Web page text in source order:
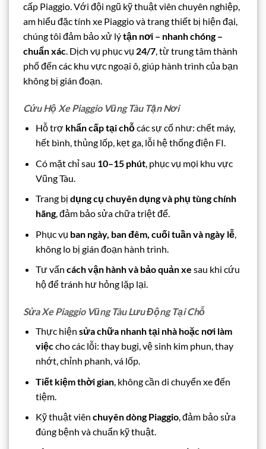
cấp Piaggio. Với đội ngũ kỹ thuật viên chuyên nghiệp,
am hiểu đặc tính xe Piaggio và trang thiết bị hiện đại,
chúng tôi đảm bảo xử lýtận nơi – nhanh chóng –
chuẩn xác. Dịch vụ phục vụ 24/7, từ trung tâm thành
phố đến các khu vực ngoại ô, giúp hành trình của bạn
không bị gián đoạn.
Cứu Hộ Xe Piaggio Vũng Tàu Tận Nơi
Hỗ trợ khẩn cấp tại chỗcác sự cố như: chết máy,
hết bình, thủng lốp, kẹt ga, lỗi hệ thống điện FI.
Có mặt chỉ sau 10–15 phút, phục vụ mọi khu vực
Vũng Tàu.
Trang bị dụng cụ chuyên dụng và phụ tùng chính
hãng, đảm bảo sửa chữa triệt để.
Phục vụ ban ngày, ban đêm, cuối tuần và ngày lễ,
không lo bị gián đoạn hành trình.
Tư vấn cách vận hành và bảo quản xe sau khi cứu
hộ để tránh hư hỏng lặp lại.
Sửa Xe Piaggio Vũng Tàu Lưu Động Tại Chỗ
Thực hiện sửa chữa nhanh tại nhà hoặc nơi làm
việccho các lỗi: thay bugi, vệ sinh kim phun, thay
nhớt, chỉnh phanh, vá lốp.
Tiết kiệm thời gian, không cần di chuyển xe đến
tiệm.
Kỹ thuật viên chuyên dòng Piaggio, đảm bảo sửa
đúng bệnh và chuẩn kỹ thuật.